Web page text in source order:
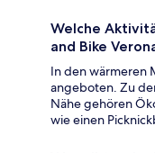
Welche
and Bike
In den wärmeren
angeboten. Zu
Nähe gehören
wie einen